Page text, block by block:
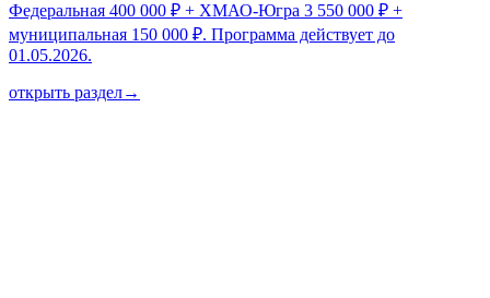
Федеральная 400 000 ₽ + ХМАО-Югра 3 550 000 ₽ +
муниципальная 150 000 ₽. Программа действует до
01.05.2026.
открыть раздел→